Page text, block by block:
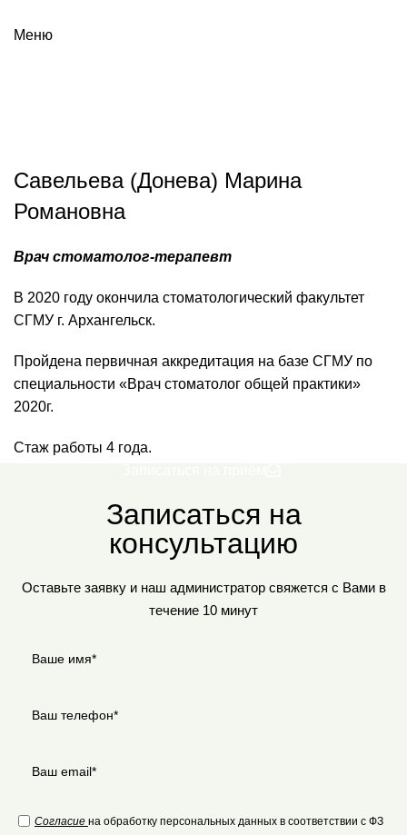
Меню
Савельева (Донева) Марина
Романовна
Врач стоматолог-терапевт
В 2020 году окончила стоматологический факультет
СГМУ г. Архангельск.
Пройдена первичная аккредитация на базе СГМУ по
специальности «Врач стоматолог общей практики»
2020г.
Стаж работы 4 года.
Записаться на
консультацию
Оставьте заявку и наш администратор свяжется с Вами в
течение 10 минут
Согласие на обработку персональных данных в соответствии с ФЗ